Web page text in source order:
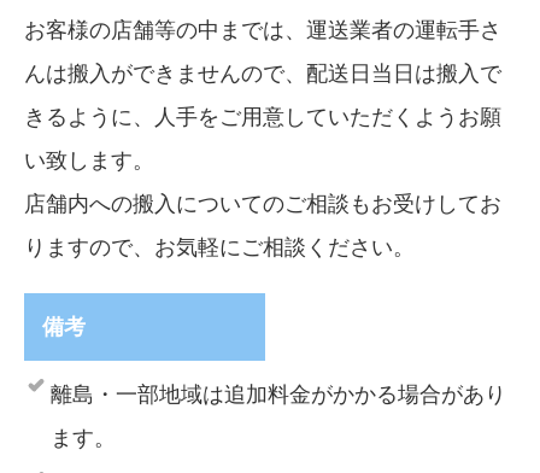
お客様の店舗等の中までは、運送業者の運転手さ
んは搬入ができませんので、配送日当日は搬入で
きるように、人手をご用意していただくようお願
い致します。
店舗内への搬入についてのご相談もお受けしてお
りますので、お気軽にご相談ください。
備考
離島・一部地域は追加料金がかかる場合があり
ます。